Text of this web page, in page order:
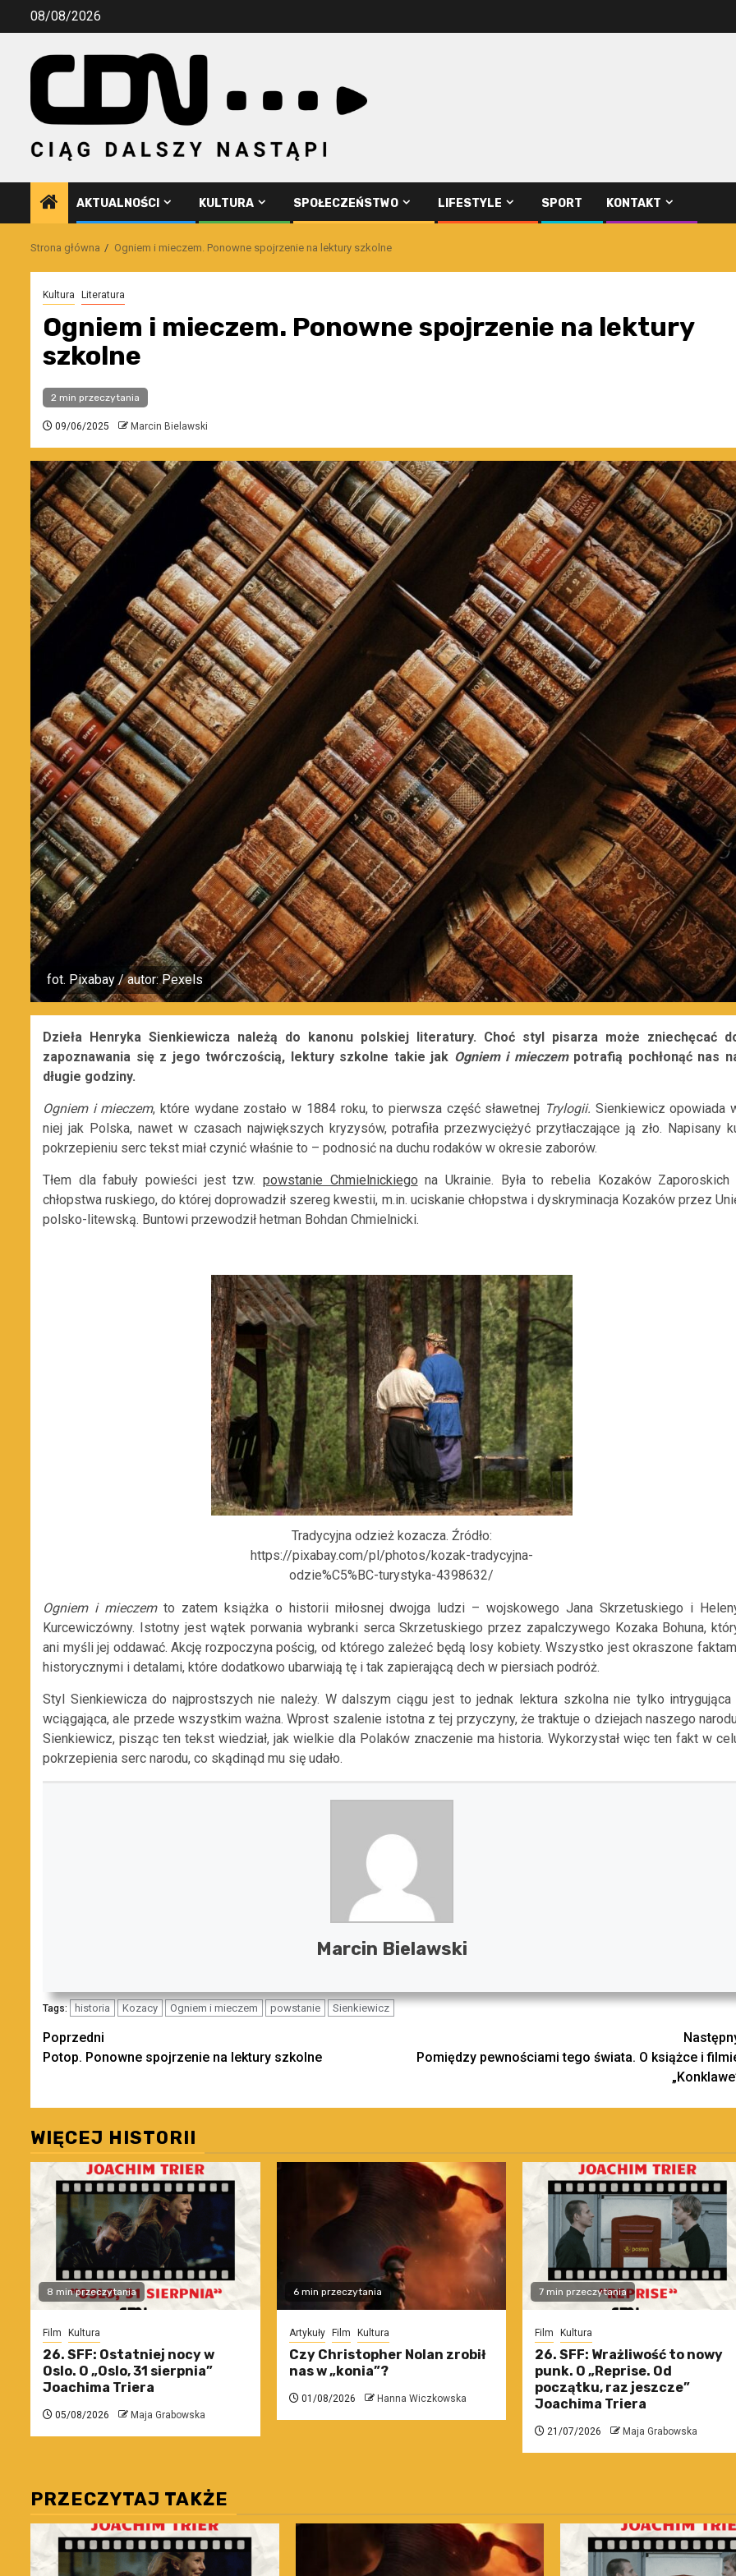
Przejdź08/08/2026
AKTUALNOŚCI KULTURA SPOŁECZEŃSTWO LIFESTYLE SPORT KONTAKT
Strona główna Ogniem i mieczem. Ponowne spojrzenie na lektury szkolne
Kultura Literatura
Ogniem i mieczem. Ponowne spojrzenie na lektury
szkolne
2 min przeczytania
09/06/2025 Marcin Bielawski
fot. Pixabay / autor: Pexels
Dzieła Henryka Sienkiewicza należą do kanonu polskiej literatury. Choć styl pisarza może zniechęcać
zapoznawania się z jego twórczością, lektury szkolne takie jak Ogniem i mieczempotrafią pochłonąć nas
długie godziny.
Ogniem i mieczem, które wydane zostało w 1884 roku, to pierwsza część sławetnej Trylogii. Sienkiewicz opowiada
niej jak Polska, nawet w czasach największych kryzysów, potrafiła przezwyciężyć przytłaczające ją zło. Napisany
pokrzepieniu serc tekst miał czynić właśnie to – podnosić na duchu rodaków w okresie zaborów.
Tłem dla fabuły powieści jest tzw. powstanie Chmielnickiego na Ukrainie. Była to rebelia Kozaków Zaporoskich
chłopstwa ruskiego, do której doprowadził szereg kwestii, m.in. uciskanie chłopstwa i dyskryminacja Kozaków przez
polsko-litewską. Buntowi przewodził hetman Bohdan Chmielnicki.
Tradycyjna odzież kozacza. Źródło:
https://pixabay.com/pl/photos/kozak-tradycyjna-
odzie%C5%BC-turystyka-4398632/
Ogniem i mieczemto zatem książka o historii miłosnej dwojga ludzi – wojskowego Jana Skrzetuskiego i
Kurcewiczówny. Istotny jest wątek porwania wybranki serca Skrzetuskiego przez zapalczywego Kozaka Bohuna,
ani myśli jej oddawać. Akcję rozpoczyna pościg, od którego zależeć będą losy kobiety. Wszystko jest okraszone
historycznymi i detalami, które dodatkowo ubarwiają tę i tak zapierającą dech w piersiach podróż.
Styl Sienkiewicza do najprostszych nie należy. W dalszym ciągu jest to jednak lektura szkolna nie tylko intrygująca
wciągająca, ale przede wszystkim ważna. Wprost szalenie istotna z tej przyczyny, że traktuje o dziejach naszego
Sienkiewicz, pisząc ten tekst wiedział, jak wielkie dla Polaków znaczenie ma historia. Wykorzystał więc ten fakt w
pokrzepienia serc narodu, co skądinąd mu się udało.
Marcin Bielawski
Tags: historia Kozacy Ogniem i mieczem powstanie Sienkiewicz
Zobacz
wpisy
Poprzedni
Potop. Ponowne spojrzenie na lektury szkolne
Pomiędzy pewnościami tego świata. O książce i
WIĘCEJ HISTORII
8 min przeczytania
Film Kultura
26. SFF: Ostatniej nocy w
Oslo. O „Oslo, 31 sierpnia”
Joachima Triera
05/08/2026 Maja Grabowska
6 min przeczytania
Artykuły Film Kultura
Czy Christopher Nolan zrobił
nas w „konia”?
01/08/2026 Hanna Wiczkowska
7 min przeczytania
Film Kultura
26. SFF: Wrażliwość to nowy
punk. O „Reprise. Od
początku, raz jeszcze”
Joachima Triera
21/07/2026 Maja Grabowska
PRZECZYTAJ TAKŻE